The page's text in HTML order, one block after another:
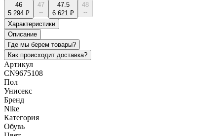
46
5 294 ₽
47
--
47.5
6 621 ₽
48
--
Характеристики
Описание
Где мы берем товары?
Как происходит доставка?
Артикул
CN9675108
Пол
Унисекс
Бренд
Nike
Категория
Обувь